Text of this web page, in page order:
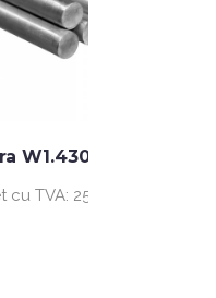
MM
lei / kg